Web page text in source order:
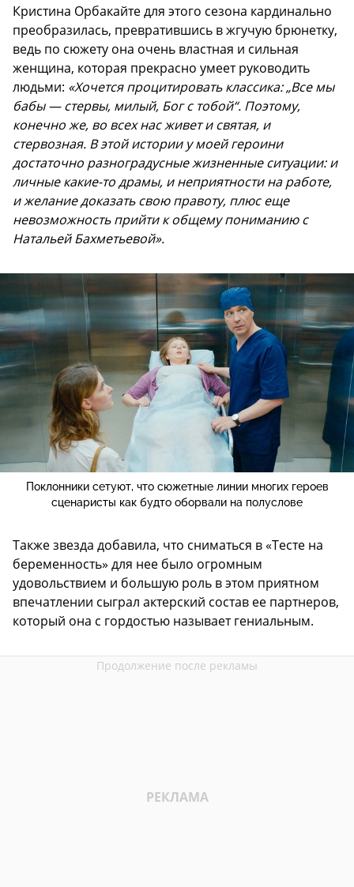
Кристина Орбакайте для этого сезона кардинально
преобразилась, превратившись в жгучую брюнетку,
ведь по сюжету она очень властная и сильная
женщина, которая прекрасно умеет руководить
людьми: «Хочется процитировать классика: „Все мы
бабы — стервы, милый, Бог с тобой“. Поэтому,
конечно же, во всех нас живет и святая, и
стервозная. В этой истории у моей героини
достаточно разноградусные жизненные ситуации: и
личные какие-то драмы, и неприятности на работе,
и желание доказать свою правоту, плюс еще
невозможность прийти к общему пониманию с
Натальей Бахметьевой».
Поклонники сетуют, что сюжетные линии многих героев
сценаристы как будто оборвали на полуслове
Также звезда добавила, что сниматься в «Тесте на
беременность» для нее было огромным
удовольствием и большую роль в этом приятном
впечатлении сыграл актерский состав ее партнеров,
который она с гордостью называет гениальным.